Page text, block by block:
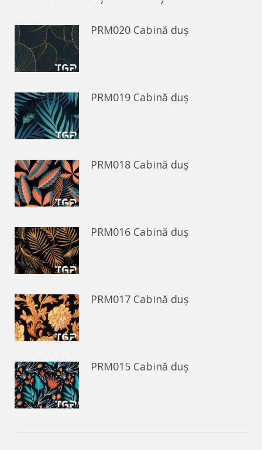
PRM020 Cabină duș
PRM019 Cabină duș
PRM018 Cabină duș
PRM016 Cabină duș
PRM017 Cabină duș
PRM015 Cabină duș